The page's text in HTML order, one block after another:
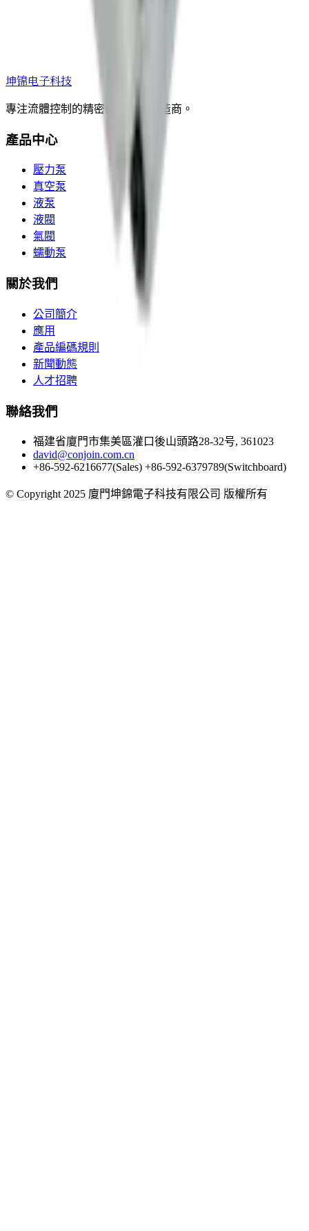
坤锦电子科技
專注流體控制的精密微型泵閥製造商。
產品中心
壓力泵
真空泵
液泵
液閥
氣閥
蠕動泵
關於我們
公司簡介
應用
產品編碼規則
新聞動態
人才招聘
聯絡我們
福建省廈門市集美區灌口後山頭路28-32号, 361023
david@conjoin.com.cn
+86-592-6216677(Sales) +86-592-6379789(Switchboard)
© Copyright 2025 廈門坤錦電子科技有限公司 版權所有